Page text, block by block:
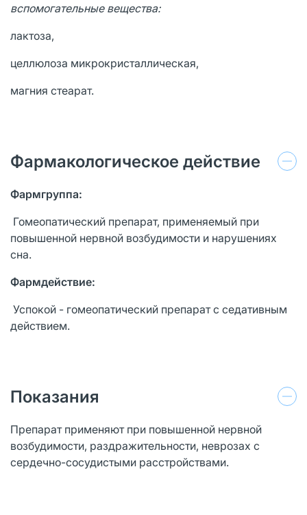
вспомогательные вещества:
лактоза,
целлюлоза микрокристаллическая,
магния стеарат.
Фармакологическое действие
Фармгруппа:
Гомеопатический препарат, применяемый при
повышенной нервной возбудимости и нарушениях
сна.
Фармдействие:
Успокой - гомеопатический препарат с седативным
действием.
Показания
Препарат применяют при повышенной нервной
возбудимости, раздражительности, неврозах с
сердечно-сосудистыми расстройствами.